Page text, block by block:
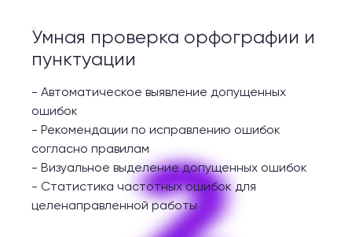
Умная проверка орфографии и
пунктуации
- Автоматическое выявление допущенных
ошибок
- Рекомендации по исправлению ошибок
согласно правилам
- Визуальное выделение допущенных ошибок
- Статистика частотных ошибок для
целенаправленной работы